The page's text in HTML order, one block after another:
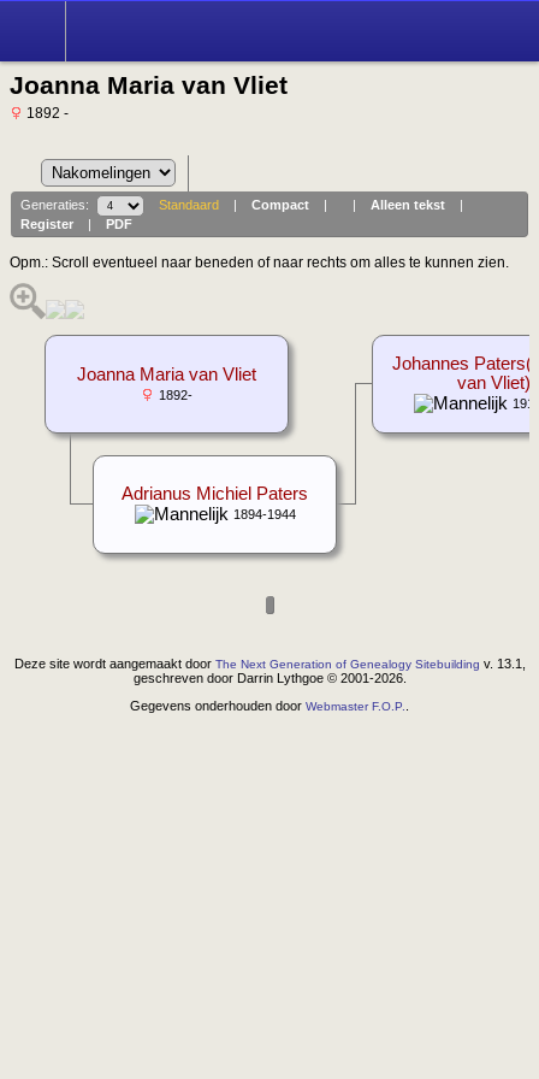
Joanna Maria van Vliet
1892 -
Generaties: Standaard Compact| Alleen tekst|
Register| PDF
Opm.: Scroll eventueel naar beneden of naar rechts om alles te kunnen zien.
Johannes
van Vliet)
Joanna Maria van Vliet
1892-
Adrianus Michiel Paters
1894-1944
Deze site wordt aangemaakt door The Next Generation of Genealogy Sitebuilding v. 13.1,
geschreven door Darrin Lythgoe © 2001-2026.
Gegevens onderhouden door Webmaster F.O.P.